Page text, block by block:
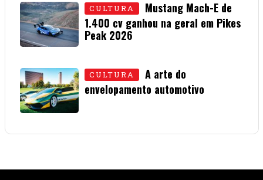
CULTURA
Mustang Mach-E de
1.400 cv ganhou na geral em Pikes
Peak 2026
CULTURA
A arte do
envelopamento automotivo